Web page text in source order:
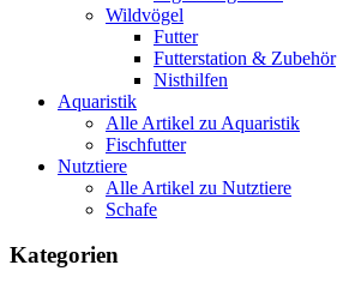
Wildvögel
Futter
Futterstation & Zubehör
Nisthilfen
Aquaristik
Alle Artikel zu Aquaristik
Fischfutter
Nutztiere
Alle Artikel zu Nutztiere
Schafe
Kategorien